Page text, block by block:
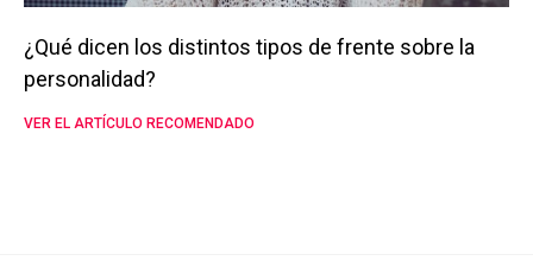
¿Qué dicen los distintos tipos de frente sobre la
personalidad?
VER EL ARTÍCULO RECOMENDADO